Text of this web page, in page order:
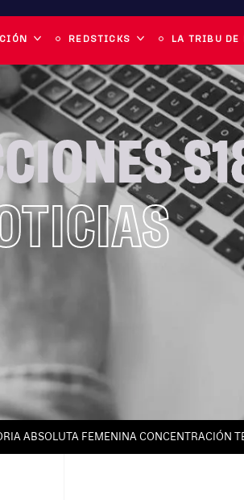
REDSTICKS LA TRIBU DE
ABSOLUTA FEMENINA CONCENTRACIÓN